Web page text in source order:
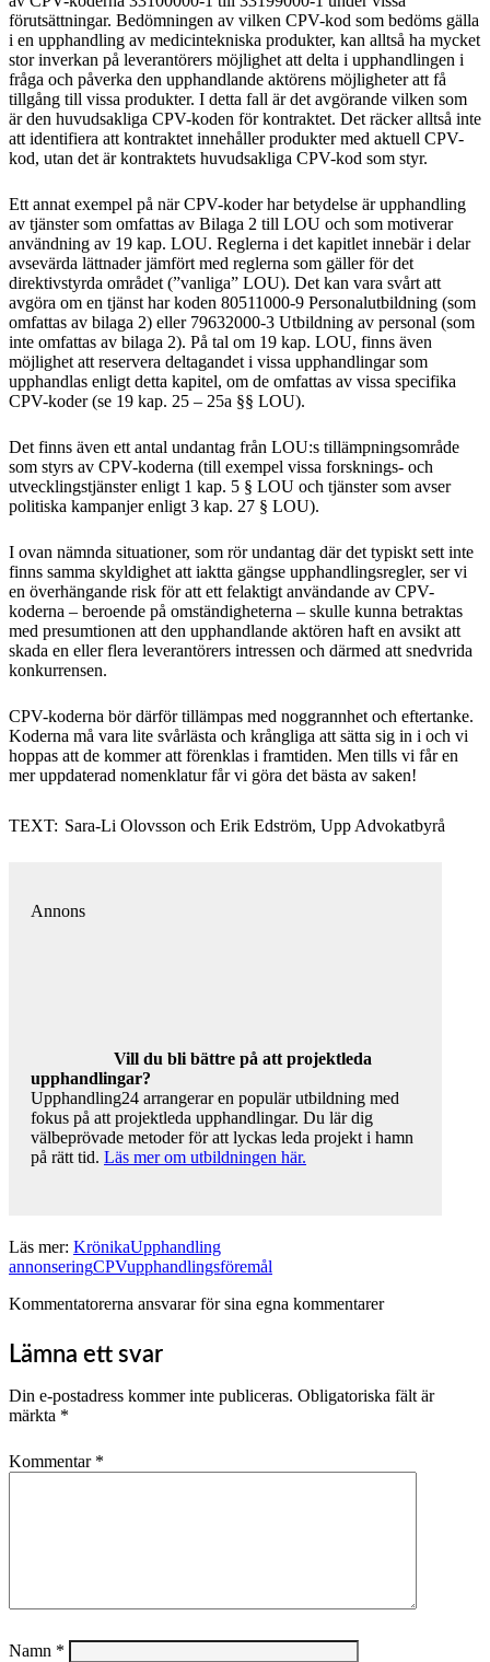
förutsättningar. Bedömningen av vilken CPV-kod som bedöms gälla
i en upphandling av medicintekniska produkter, kan alltså ha mycket
stor inverkan på leverantörers möjlighet att delta i upphandlingen i
fråga och påverka den upphandlande aktörens möjligheter att få
tillgång till vissa produkter. I detta fall är det avgörande vilken som
är den huvudsakliga CPV-koden för kontraktet. Det räcker alltså inte
att identifiera att kontraktet innehåller produkter med aktuell CPV-
kod, utan det är kontraktets huvudsakliga CPV-kod som styr.
Ett annat exempel på när CPV-koder har betydelse är upphandling
av tjänster som omfattas av Bilaga 2 till LOU och som motiverar
användning av 19 kap. LOU. Reglerna i det kapitlet innebär i delar
avsevärda lättnader jämfört med reglerna som gäller för det
direktivstyrda området (”vanliga” LOU). Det kan vara svårt att
avgöra om en tjänst har koden 80511000-9 Personalutbildning (som
omfattas av bilaga 2) eller 79632000-3 Utbildning av personal (som
inte omfattas av bilaga 2). På tal om 19 kap. LOU, finns även
möjlighet att reservera deltagandet i vissa upphandlingar som
upphandlas enligt detta kapitel, om de omfattas av vissa specifika
CPV-koder (se 19 kap. 25 – 25a §§ LOU).
Det finns även ett antal undantag från LOU:s tillämpningsområde
som styrs av CPV-koderna (till exempel vissa forsknings- och
utvecklingstjänster enligt 1 kap. 5 § LOU och tjänster som avser
politiska kampanjer enligt 3 kap. 27 § LOU).
I ovan nämnda situationer, som rör undantag där det typiskt sett inte
finns samma skyldighet att iaktta gängse upphandlingsregler, ser vi
en överhängande risk för att ett felaktigt användande av CPV-
koderna – beroende på omständigheterna – skulle kunna betraktas
med presumtionen att den upphandlande aktören haft en avsikt att
skada en eller flera leverantörers intressen och därmed att snedvrida
konkurrensen.
CPV-koderna bör därför tillämpas med noggrannhet och eftertanke.
Koderna må vara lite svårlästa och krångliga att sätta sig in i och vi
hoppas att de kommer att förenklas i framtiden. Men tills vi får en
mer uppdaterad nomenklatur får vi göra det bästa av saken!
TEXT: Sara-Li Olovsson och Erik Edström, Upp Advokatbyrå
Annons
Vill du bli bättre på att projektleda
upphandlingar?
Upphandling24 arrangerar en populär utbildning med
fokus på att projektleda upphandlingar. Du lär dig
välbeprövade metoder för att lyckas leda projekt i hamn
på rätt tid. Läs mer om utbildningen här.
Läs mer: KrönikaUpphandling
annonseringCPVupphandlingsföremål
Kommentatorerna ansvarar för sina egna kommentarer
Lämna ett svar
Din e-postadress kommer inte publiceras. Obligatoriska fält är
märkta *
Kommentar *
Namn *